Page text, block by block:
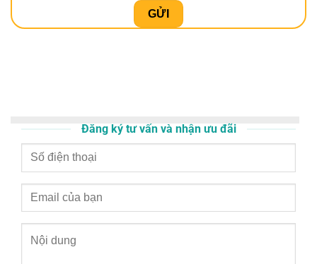
Đăng ký tư vấn và nhận ưu đãi